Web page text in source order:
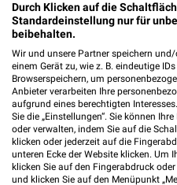
ALDI Nord Prospekt
den 10.08.
Gültig von 10. Aug. bis 15.
📅 Kalendereintrag erstellen
Durch Klicken auf die
Standardeinstellung nur für
beibehalten.
Wir und unsere Partner speichern
einem Gerät zu, wie z. B. eindeutige
Browserspeichern, um
Anbieter verarbeiten Ihre
aufgrund eines berechtigten
Sie die „Einstellungen“. Sie können
oder verwalten, indem Sie auf die
klicken oder jederzeit auf die
unteren Ecke der Website klicken. Um
klicken Sie auf den Fingerabdruck
und klicken Sie auf den Menüpunkt